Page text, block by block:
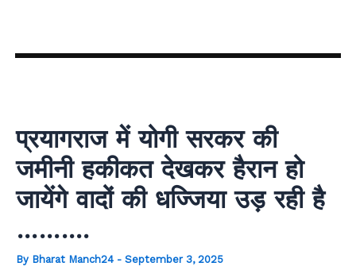
content
प्रयागराज में योगी सरकर की
जमीनी हकीकत देखकर हैरान हो
जायेंगे वादों की धज्जिया उड़ रही है
……….
By Bharat Manch24 - September 3, 2025